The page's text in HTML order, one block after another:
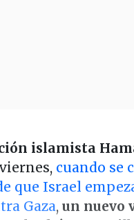
islamista
cuando se
que Israel
Gaza, un nuevo